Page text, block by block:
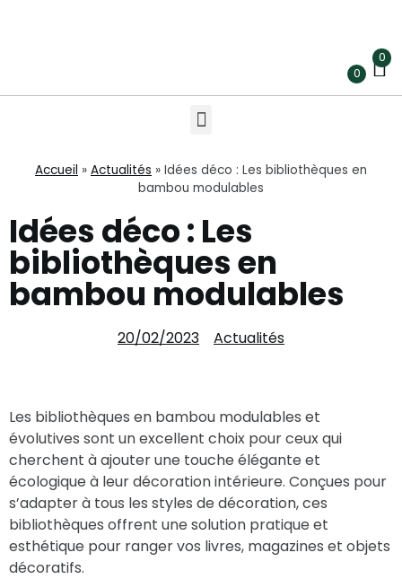
0
0
Accueil » Actualités » Idées déco : Les bibliothèques en
bambou modulables
Idées déco : Les
bibliothèques en
bambou modulables
20/02/2023 Actualités
Les bibliothèques en bambou modulables et
évolutives sont un excellent choix pour ceux qui
cherchent à ajouter une touche élégante et
écologique à leur décoration intérieure. Conçues pour
s’adapter à tous les styles de décoration, ces
bibliothèques offrent une solution pratique et
esthétique pour ranger vos livres, magazines et objets
décoratifs.